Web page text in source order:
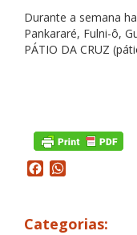
Durante a semana
Pankararé, Fulni-ô,
PÁTIO DA CRUZ
Facebook
Categorias: